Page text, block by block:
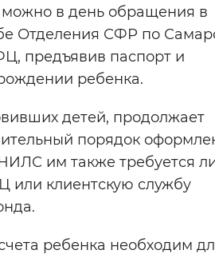
в день обращения в
Отделения СФР по
предъявив паспорт и
ребенка.
детей, продолжает
порядок
им также требуется
или клиентскую службу
ребенка необходим